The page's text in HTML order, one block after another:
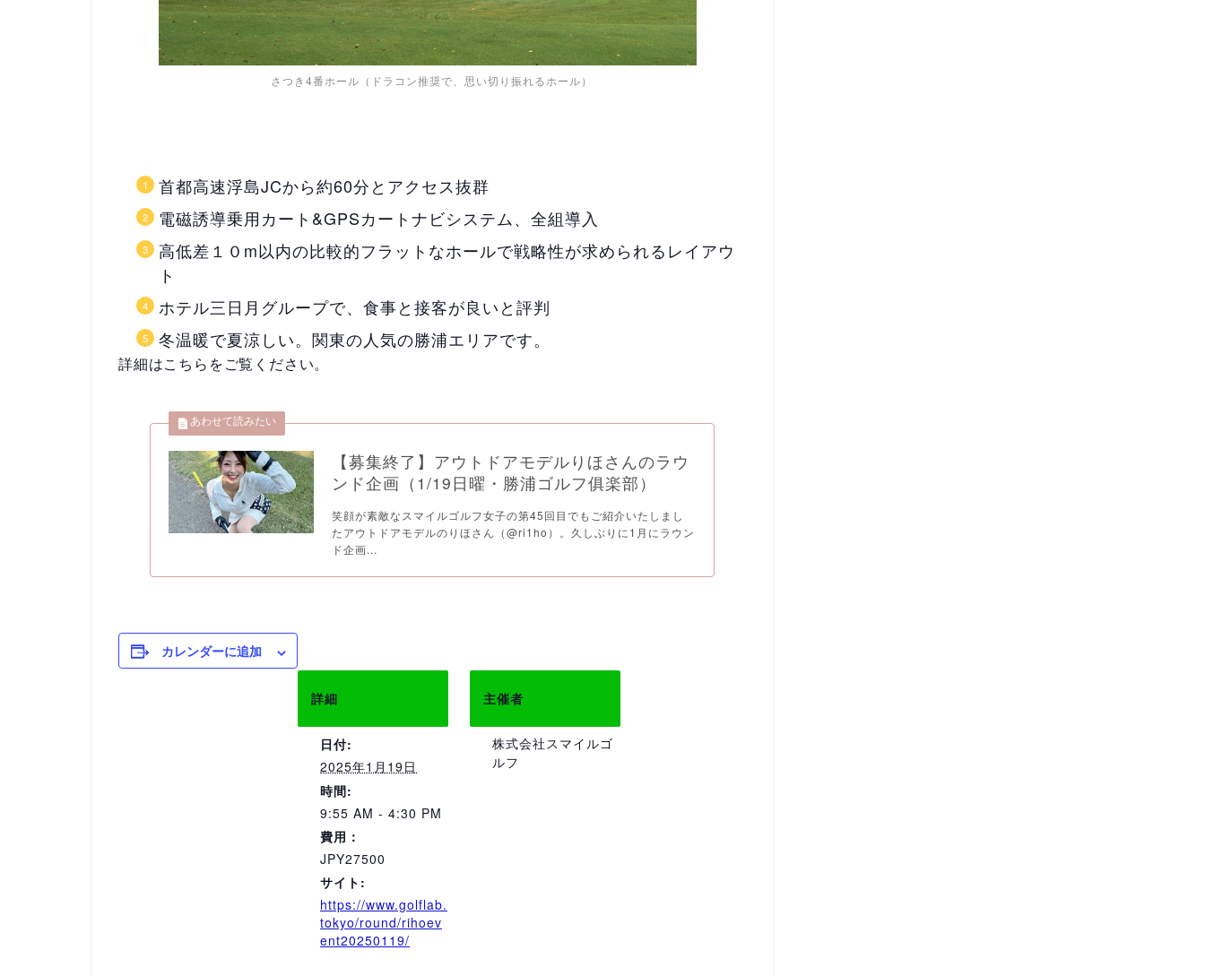
さつき4番ホール（ドラコン推奨で、思い切り振れるホール）
首都高速浮島JCから約60分とアクセス抜群
電磁誘導乗用カート&GPSカートナビシステム、全組導入
高低差１０m以内の比較的フラットなホールで戦略性が求められるレイアウ
ト
ホテル三日月グループで、食事と接客が良いと評判
冬温暖で夏涼しい。関東の人気の勝浦エリアです。
詳細はこちらをご覧ください。
【募集終了】アウトドアモデルりほさんのラウ
ンド企画（1/19日曜・勝浦ゴルフ俱楽部）
笑顔が素敵なスマイルゴルフ女子の第45回目でもご紹介いたしまし
たアウトドアモデルのりほさん（@ri1ho）。久しぶりに1月にラウン
ド企画...
カレンダーに追加
詳細
日付:
2025年1月19日
時間:
9:55 AM - 4:30 PM
費用：
JPY27500
サイト:
https://www.golflab.
tokyo/round/rihoev
ent20250119/
主催者
株式会社スマイルゴ
ルフ